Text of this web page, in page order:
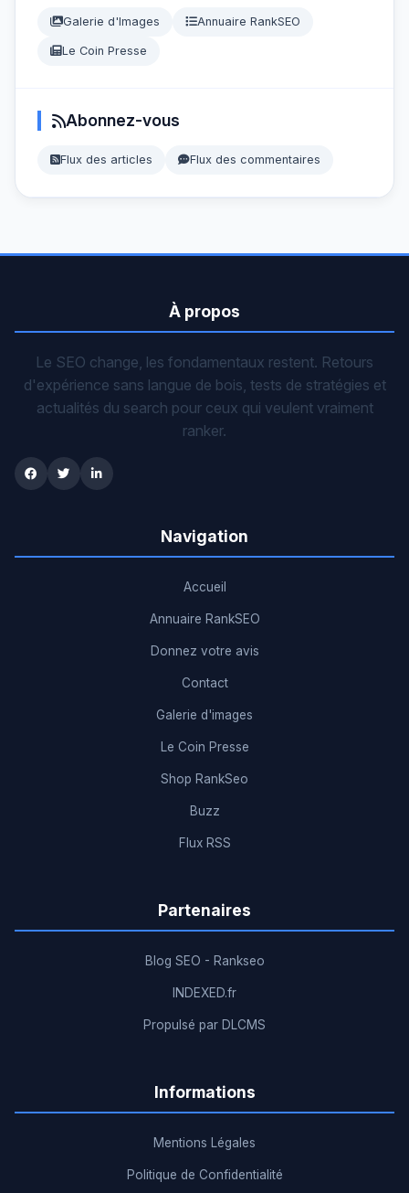
Galerie d'Images Annuaire RankSEO
Le Coin Presse
Abonnez-vous
Flux des articles Flux des commentaires
À propos
Le SEO change, les fondamentaux restent. Retours
d'expérience sans langue de bois, tests de stratégies et
actualités du search pour ceux qui veulent vraiment
ranker.
Navigation
Accueil
Annuaire RankSEO
Donnez votre avis
Contact
Galerie d'images
Le Coin Presse
Shop RankSeo
Buzz
Flux RSS
Partenaires
Blog SEO - Rankseo
INDEXED.fr
Propulsé par DLCMS
Informations
Mentions Légales
Politique de Confidentialité